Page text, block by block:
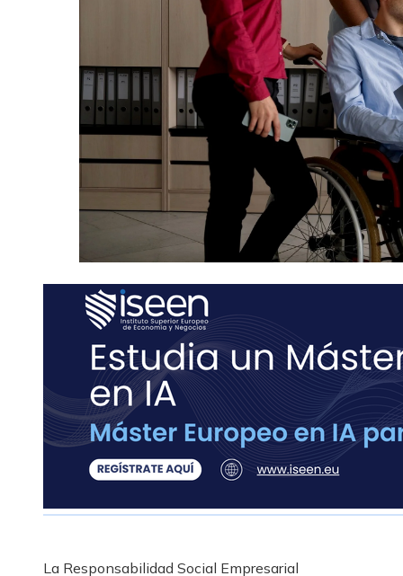
La Responsabilidad Social Empresarial